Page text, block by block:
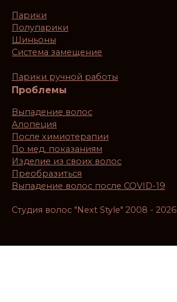
Парики
Полупарики
Шиньоны
Система замещение
Парики ручной работы
Проблемы
Выпадение волос
Алопеция
После химиотерапии
По мед. показаниям
Изделие из своих волос
Преобразиться
Выпадение волос после COVID-19
Студия волос "Next Style" 2008 - 2026